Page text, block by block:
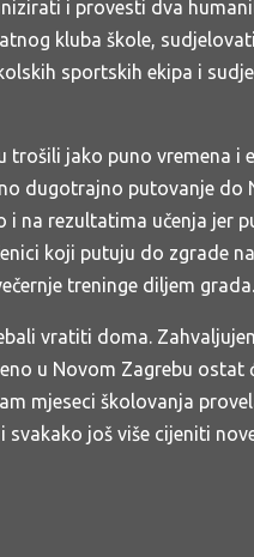
i provesti dva
kluba škole,
sportskih ekipa i
trošili jako puno vremena i
dugotrajno putovanje do
i na rezultatima učenja jer
koji putuju do zgrade na
treninge diljem
vratiti doma.
u Novom Zagrebu ostat
mjeseci školovanja
još više cijeniti